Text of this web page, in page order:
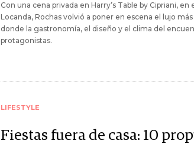
Con una cena privada en Harry’s Table by Cipriani, en
Locanda, Rochas volvió a poner en escena el lujo
donde la gastronomía, el diseño y el clima del
protagonistas.
LIFESTYLE
Fiestas fuera de casa: 10